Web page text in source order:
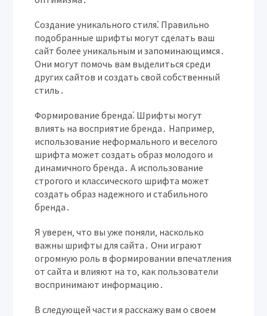
Создание уникального стиля⁚ Правильно
подобранные шрифты могут сделать ваш
сайт более уникальным и запоминающимся․
Они могут помочь вам выделиться среди
других сайтов и создать свой собственный
стиль․
Формирование бренда⁚ Шрифты могут
влиять на восприятие бренда․ Например‚
использование неформального и веселого
шрифта может создать образ молодого и
динамичного бренда․ А использование
строгого и классического шрифта может
создать образ надежного и стабильного
бренда․
Я уверен‚ что вы уже поняли‚ насколько
важны шрифты для сайта․ Они играют
огромную роль в формировании впечатления
от сайта и влияют на то‚ как пользователи
воспринимают информацию․
В следующей части я расскажу вам о своем